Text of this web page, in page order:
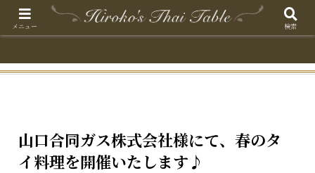
山口合同ガス株式会社様にて、春のタ
イ料理を開催いたします♪
メニュー 検索